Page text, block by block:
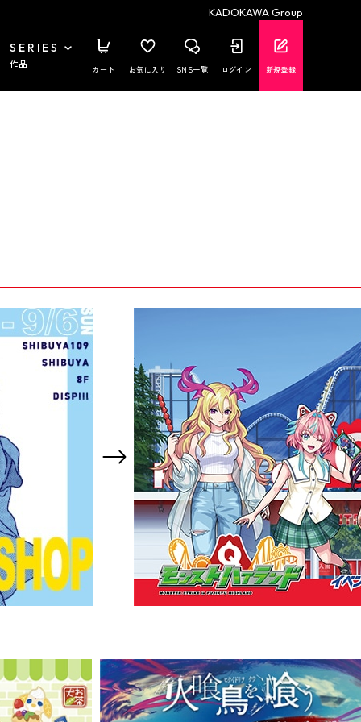
KADOKAWA Group
SERIES
作品 カート お気に入り SNS一覧 ログイン 新規登録